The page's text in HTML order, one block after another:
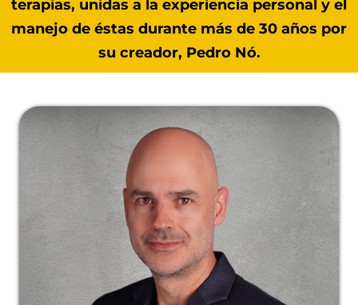
terapias, unidas a la experiencia personal y el
manejo de éstas durante más de 30 años por
su creador, Pedro Nó.